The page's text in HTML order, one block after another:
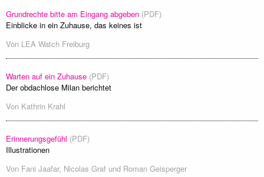
Grundrechte bitte am Eingang abgeben (PDF)
Einblicke in ein Zuhause, das keines ist
Von LEA Watch Freiburg
Warten auf ein Zuhause (PDF)
Der obdachlose Milan berichtet
Von Kathrin Krahl
Erinnerungsgefühl (PDF)
Illustrationen
Von Fani Jaafar, Nicolas Graf und Roman Geisperger